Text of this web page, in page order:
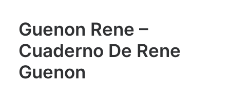
Guenon Rene –
Cuaderno De Rene
Guenon